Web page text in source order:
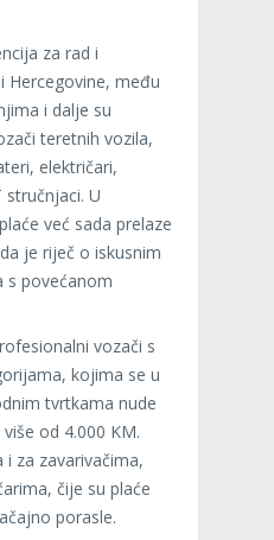
za rad i
Hercegovine, među
i dalje su
teretnih vozila,
električari,
stručnjaci. U
već sada prelaze
je riječ o iskusnim
s povećanom
vozači s
kojima se u
tvrtkama nude
od 4.000 KM.
i za zavarivačima,
čije su plaće
porasle.